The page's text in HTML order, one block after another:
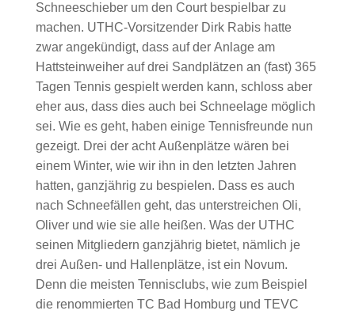
Schneeschieber um den Court bespielbar zu
machen. UTHC-Vorsitzender Dirk Rabis hatte
zwar angekündigt, dass auf der Anlage am
Hattsteinweiher auf drei Sandplätzen an (fast) 365
Tagen Tennis gespielt werden kann, schloss aber
eher aus, dass dies auch bei Schneelage möglich
sei. Wie es geht, haben einige Tennisfreunde nun
gezeigt. Drei der acht Außenplätze wären bei
einem Winter, wie wir ihn in den letzten Jahren
hatten, ganzjährig zu bespielen. Dass es auch
nach Schneefällen geht, das unterstreichen Oli,
Oliver und wie sie alle heißen. Was der UTHC
seinen Mitgliedern ganzjährig bietet, nämlich je
drei Außen- und Hallenplätze, ist ein Novum.
Denn die meisten Tennisclubs, wie zum Beispiel
die renommierten TC Bad Homburg und TEVC